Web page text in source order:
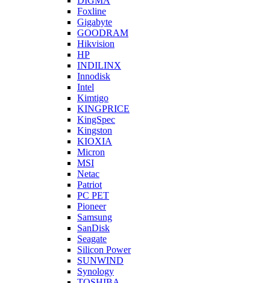
Foxline
Gigabyte
GOODRAM
Hikvision
HP
INDILINX
Innodisk
Intel
Kimtigo
KINGPRICE
KingSpec
Kingston
KIOXIA
Micron
MSI
Netac
Patriot
PC PET
Pioneer
Samsung
SanDisk
Seagate
Silicon Power
SUNWIND
Synology